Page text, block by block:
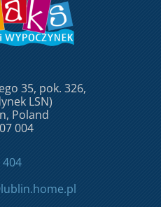
35, pok. 326,
LSN)
Poland
004
404